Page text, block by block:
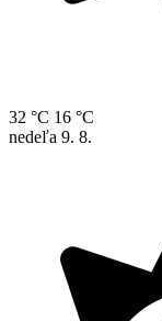
32 °C 16 °C
nedeľa 9. 8.